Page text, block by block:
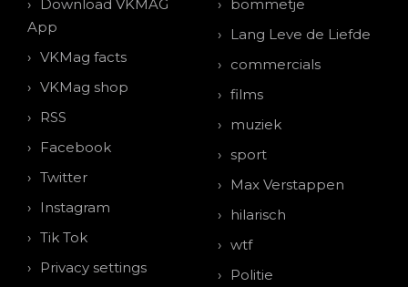
Download VKMAG
App
VKMag facts
VKMag shop
RSS
Facebook
Twitter
Instagram
Tik Tok
Privacy settings
bommetje
Lang Leve de Liefde
commercials
films
muziek
sport
Max Verstappen
hilarisch
wtf
Politie